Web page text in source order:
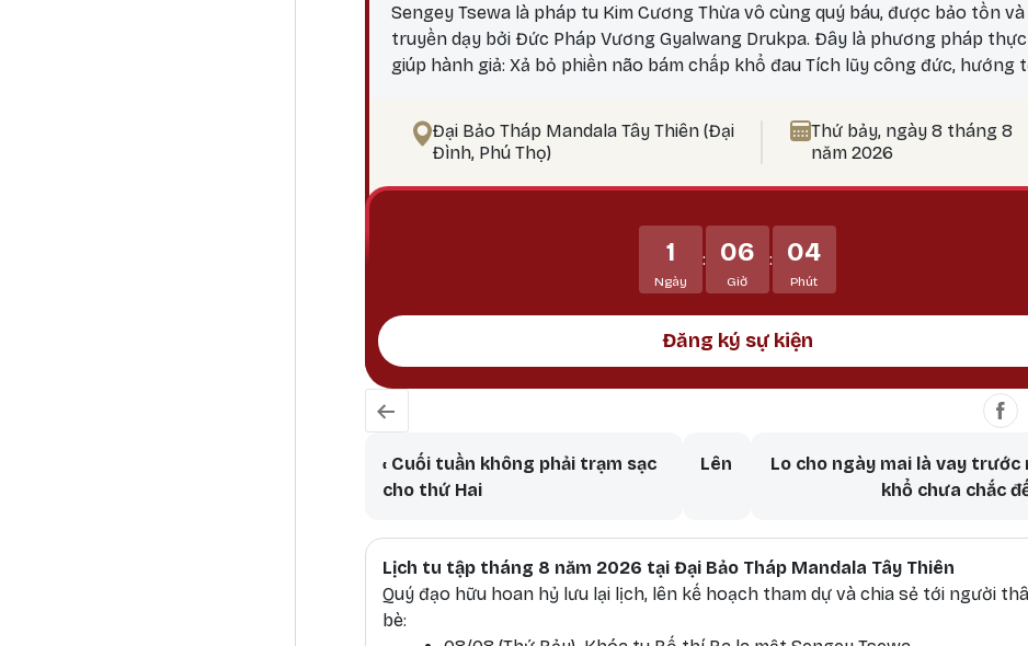
Sengey Tsewa là pháp tu Kim Cương Thừa vô cùng quý báu, được bảo tồn và
truyền dạy bởi Đức Pháp Vương Gyalwang Drukpa. Đây là phương pháp
giúp hành giả: Xả bỏ phiền não bám chấp khổ đau Tích lũy công đức, hướng
điểm công đức tu tập tăng trưởng mạnh mẽ, đặc biệt thích hợp để thực hành
pháp tu Phật Bản Tôn Mẫu Tính.
Đại Bảo Tháp Mandala Tây Thiên (Đại
Đình, Phú Thọ)
Thứ bảy, ngày 8 tháng 8
năm 2026
1
Ngày
: 06
Giờ
: 04
Phút
Đăng ký sự kiện
Book traversal links for Bi – Trí – Dũng ·
‹Cuối tuần không phải trạm sạc
cho thứ Hai
Lên
Lo cho ngày mai là vay trước
khổ chưa chắc
Lịch tu tập tháng 8 năm 2026 tại Đại Bảo Tháp Mandala Tây Thiên
Quý đạo hữu hoan hỷ lưu lại lịch, lên kế hoạch tham dự và chia sẻ tới người
bè: